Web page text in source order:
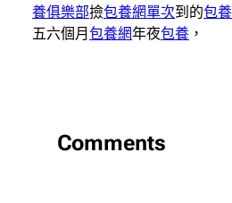
養俱樂部撿包養網單次到的包
五六個月 包養網年夜包養 ，
Comments